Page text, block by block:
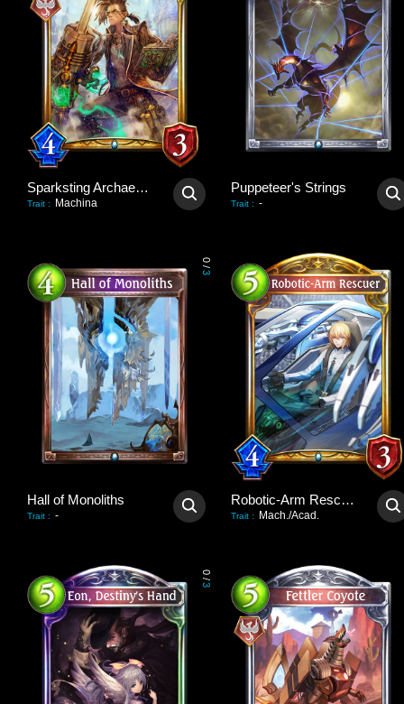
Sparksting Archaeologist
Trait : Machina
Puppeteer's Strings
Trait : -
0
/
3
Hall of Monoliths
Trait : -
Robotic-Arm Rescuer
Trait : Mach./Acad.
0
/
3